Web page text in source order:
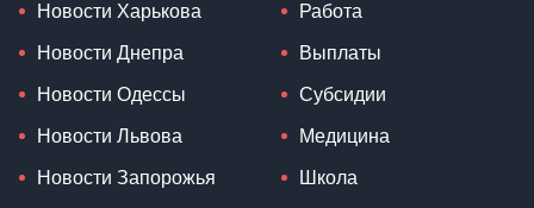
Новости Харькова
Новости Днепра
Новости Одессы
Новости Львова
Новости Запорожья
Работа
Выплаты
Субсидии
Медицина
Школа